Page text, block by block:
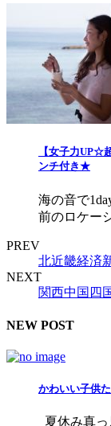
【女子力UP☆
ンチ付き★
海の音で
前のロケー
PREV
北近畿経済
NEXT
関西中国四
NEW POST
かわいい子供
夏休み真